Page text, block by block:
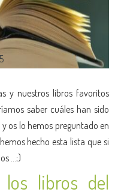
y nuestros libros favoritos
saber cuáles han sido
os lo hemos preguntado en
hecho esta lista que si
…;)
los libros del